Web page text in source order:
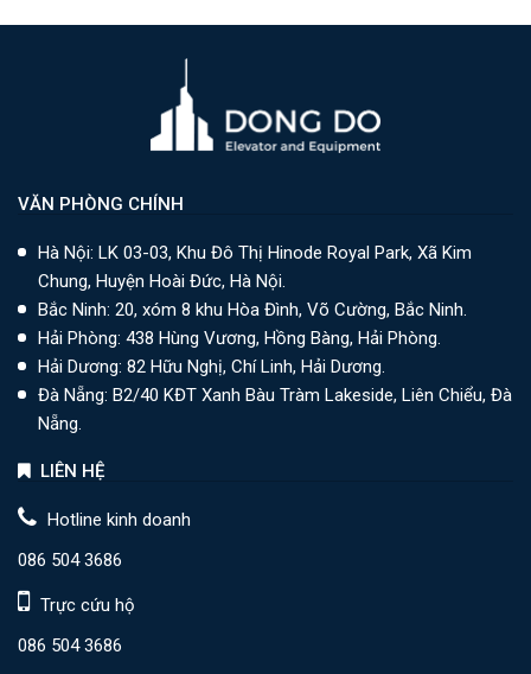
VĂN PHÒNG CHÍNH
Hà Nội: LK 03-03, Khu Đô Thị Hinode Royal Park, Xã Kim
Chung, Huyện Hoài Đức, Hà Nội.
Bắc Ninh: 20, xóm 8 khu Hòa Đình, Võ Cường, Bắc Ninh.
Hải Phòng: 438 Hùng Vương, Hồng Bàng, Hải Phòng.
Hải Dương: 82 Hữu Nghị, Chí Linh, Hải Dương.
Đà Nẵng: B2/40 KĐT Xanh Bàu Tràm Lakeside, Liên Chiểu, Đà
Nẵng.
LIÊN HỆ
Hotline kinh doanh
086 504 3686
Trực cứu hộ
086 504 3686